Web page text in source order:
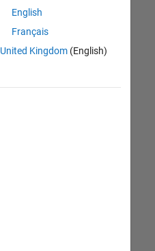
English
Français
United Kingdom(English)